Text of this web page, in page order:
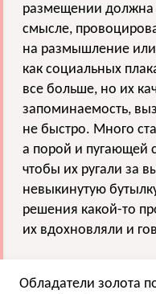
размещении должна
смысле,
на размышление
как социальных
все больше, но их
запоминаемость,
не быстро. Много
а порой и пугающей
чтобы их ругали за
невыкинутую
решения какой-то
их вдохновляли и
Обладатели золота